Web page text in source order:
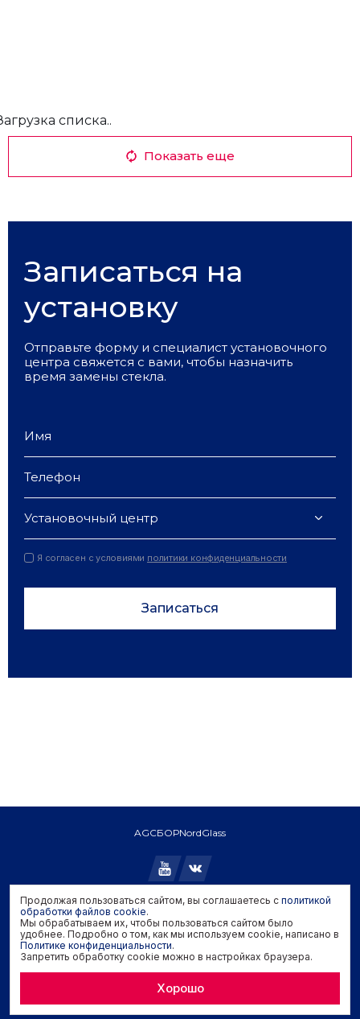
списка..
Показать еще
Записаться на
установку
Отправьте форму и специалист установочного
центра свяжется с вами, чтобы назначить
время замены стекла.
Установочный центр
Я согласен с условиями политики конфиденциальности
Записаться
AGCБОРNordGlass
Copyright © 2026 AGC. All rights reserved.
Политика конфиденциальности
Политика обработки файлов cookie
Задать вопрос производителю
Developed byGenisoft
Продолжая пользоваться сайтом, вы соглашаетесь с политикой
обработки файлов cookie.
Мы обрабатываем их, чтобы пользоваться сайтом было
удобнее. Подробно о том, как мы используем cookie, написано в
Политике конфиденциальности.
Запретить обработку cookie можно в настройках браузера.
Хорошо